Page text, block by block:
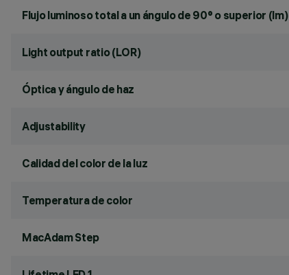
Flujo luminoso total a un ángulo de 90° o superior (lm)
Light output ratio (LOR)
Óptica y ángulo de haz
Adjustability
Calidad del color de la luz
Temperatura de color
MacAdam Step